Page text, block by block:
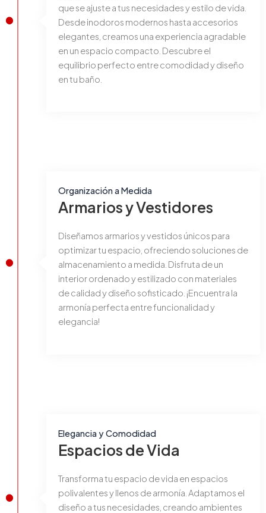
que se ajuste a tus necesidades y estilo de vida.
Desde inodoros modernos hasta accesorios
elegantes, creamos una experiencia agradable
en un espacio compacto. Descubre el
equilibrio perfecto entre comodidad y diseño
en tu baño.
Organización a Medida
Armarios y Vestidores
Diseñamos armarios y vestidos únicos para
optimizar tu espacio, ofreciendo soluciones de
almacenamiento a medida. Disfruta de un
interior ordenado y estilizado con materiales
de calidad y diseño sofisticado. ¡Encuentra la
armonía perfecta entre funcionalidad y
elegancia!
Elegancia y Comodidad
Espacios de Vida
Transforma tu espacio de vida en espacios
polivalentes y llenos de armonía. Adaptamos el
diseño a tus necesidades, creando ambientes